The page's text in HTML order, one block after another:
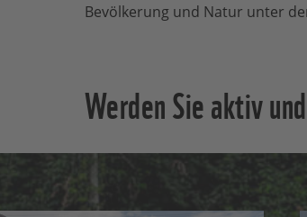
Bevölkerung und Natur unter
Werden Sie aktiv